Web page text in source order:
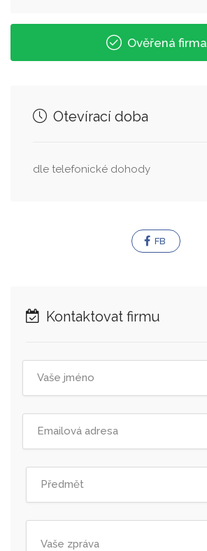
Ověřená firma
Otevírací doba
dle telefonické dohody
FB
Kontaktovat firmu